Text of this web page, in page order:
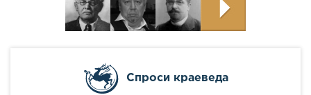
Cпроси краеведа